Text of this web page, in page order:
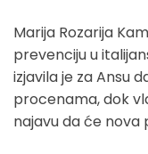
Marija Rozarija
prevenciju u
izjavila je za Ansu
procenama, dok
najavu da će nova